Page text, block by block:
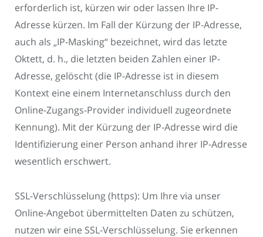
erforderlich ist, kürzen wir oder lassen Ihre IP-
Adresse kürzen. Im Fall der Kürzung der IP-Adresse,
auch als „IP-Masking“ bezeichnet, wird das letzte
Oktett, d. h., die letzten beiden Zahlen einer IP-
Adresse, gelöscht (die IP-Adresse ist in diesem
Kontext eine einem Internetanschluss durch den
Online-Zugangs-Provider individuell zugeordnete
Kennung). Mit der Kürzung der IP-Adresse wird die
Identifizierung einer Person anhand ihrer IP-Adresse
wesentlich erschwert.
SSL-Verschlüsselung (https): Um Ihre via unser
Online-Angebot übermittelten Daten zu schützen,
nutzen wir eine SSL-Verschlüsselung. Sie erkennen